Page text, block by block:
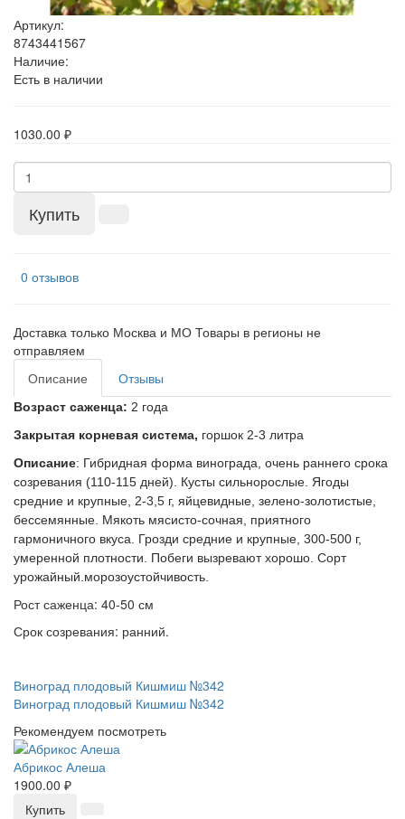
Артикул:
8743441567
Наличие:
Есть в наличии
1030.00 ₽
Купить
0 отзывов
Доставка только Москва и МО Товары в регионы не
отправляем
Описание
Отзывы
Возраст саженца: 2 года
Закрытая корневая система, горшок 2-3 литра
Описание: Гибридная форма винограда, очень раннего срока
созревания (110-115 дней). Кусты сильнорослые. Ягоды
средние и крупные, 2-3,5 г, яйцевидные, зелено-золотистые,
бессемянные. Мякоть мясисто-сочная, приятного
гармоничного вкуса. Грозди средние и крупные, 300-500 г,
умеренной плотности. Побеги вызревают хорошо. Сорт
Рост саженца: 40-50 см
Срок созревания: ранний.
Виноград плодовый Кишмиш №342
Виноград плодовый Кишмиш №342
Рекомендуем посмотреть
Абрикос Алеша
1900.00 ₽
Купить